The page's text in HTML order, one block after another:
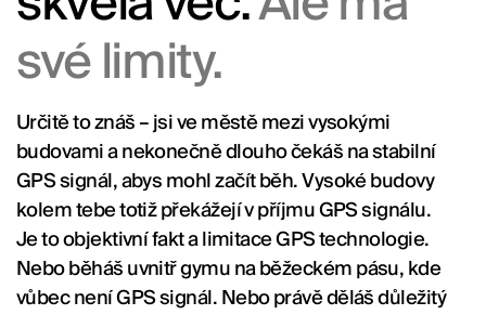
své limity.
Určitě to znáš – jsi ve městě mezi vysokými
budovami a nekonečně dlouho čekáš na stabilní
GPS signál, abys mohl začít běh. Vysoké budovy
kolem tebe totiž překážejí v příjmu GPS signálu.
Je to objektivní fakt a limitace GPS technologie.
Nebo běháš uvnitř gymu na běžeckém pásu, kde
vůbec není GPS signál. Nebo právě děláš důležitý